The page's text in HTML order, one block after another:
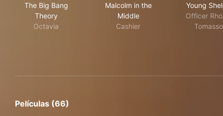
The Big Bang
Theory
Octavia
Malcolm in the
Middle
Cashier
Young
Officer
Películas (66)